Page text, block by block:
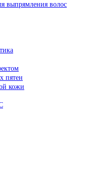
выпрямления волос
пятен
кожи